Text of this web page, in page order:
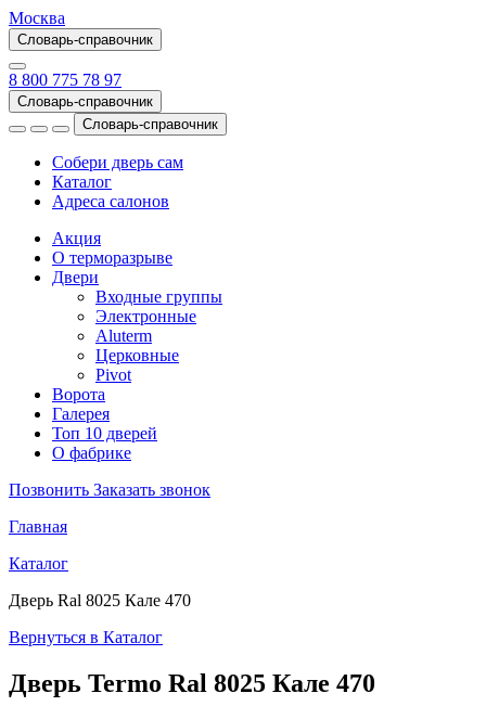
Москва
Словарь-справочник
8 800 775 78 97
Словарь-справочник
Словарь-справочник
Собери дверь сам
Каталог
Адреса салонов
Акция
О терморазрыве
Двери
Входные группы
Электронные
Aluterm
Церковные
Pivot
Ворота
Галерея
Топ 10 дверей
О фабрике
Позвонить Заказать звонок
Главная
Каталог
Дверь Ral 8025 Кале 470
Вернуться в Каталог
Дверь Termo Ral 8025 Кале 470